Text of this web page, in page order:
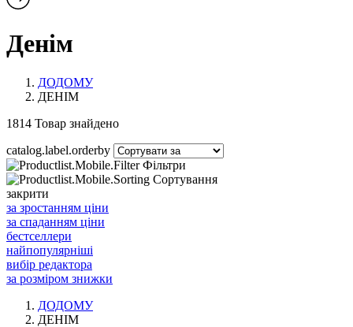
Денім
ДОДОМУ
ДЕНІМ
1814 Товар знайдено
catalog.label.orderby
Фільтри
Сортування
закрити
за зростанням ціни
за спаданням ціни
бестселлери
найпопулярніші
вибір редактора
за розміром знижки
ДОДОМУ
ДЕНІМ